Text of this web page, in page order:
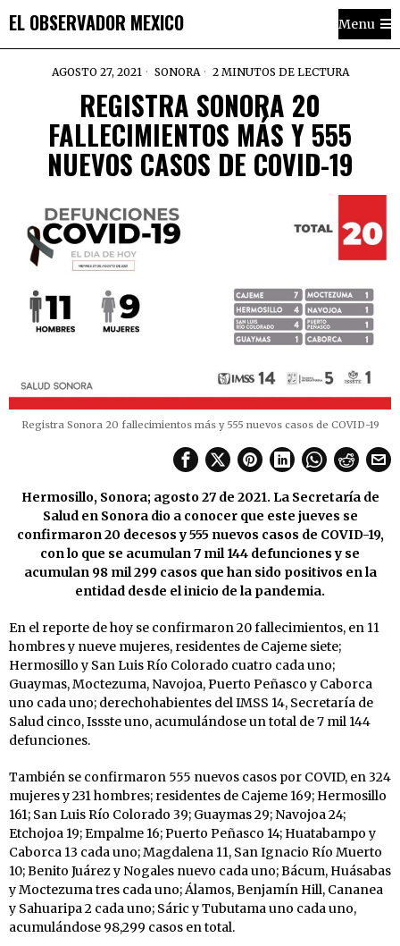
EL OBSERVADOR MEXICO Menu
AGOSTO 27, 2021 SONORA 2 MINUTOS DE LECTURA
REGISTRA SONORA 20
FALLECIMIENTOS MÁS Y 555
NUEVOS CASOS DE COVID-19
Registra Sonora 20 fallecimientos más y 555 nuevos casos de COVID-19
Hermosillo, Sonora; agosto 27 de 2021. La Secretaría de
Salud en Sonora dio a conocer que este jueves se
confirmaron 20 decesos y 555 nuevos casos de COVID-19,
con lo que se acumulan 7 mil 144 defunciones y se
acumulan 98 mil 299 casos que han sido positivos en la
entidad desde el inicio de la pandemia.
En el reporte de hoy se confirmaron 20 fallecimientos, en 11
hombres y nueve mujeres, residentes de Cajeme siete;
Hermosillo y San Luis Río Colorado cuatro cada uno;
Guaymas, Moctezuma, Navojoa, Puerto Peñasco y Caborca
uno cada uno; derechohabientes del IMSS 14, Secretaría de
Salud cinco, Issste uno, acumulándose un total de 7 mil 144
defunciones.
También se confirmaron 555 nuevos casos por COVID, en 324
mujeres y 231 hombres; residentes de Cajeme 169; Hermosillo
161; San Luis Río Colorado 39; Guaymas 29; Navojoa 24;
Etchojoa 19; Empalme 16; Puerto Peñasco 14; Huatabampo y
Caborca 13 cada uno; Magdalena 11, San Ignacio Río Muerto
10; Benito Juárez y Nogales nuevo cada uno; Bácum, Huásabas
y Moctezuma tres cada uno; Álamos, Benjamín Hill, Cananea
y Sahuaripa 2 cada uno; Sáric y Tubutama uno cada uno,
acumulándose 98,299 casos en total.